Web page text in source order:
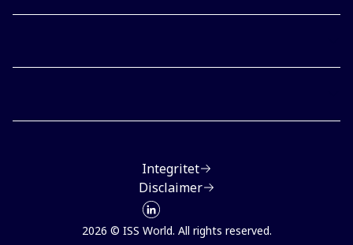
2026 © ISS World. All rights reserved.
Integritet
Disclaimer